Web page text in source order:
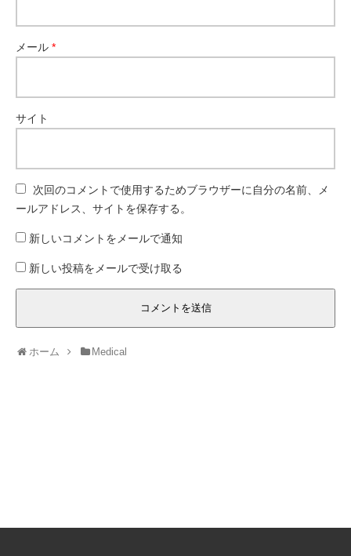
メール *
サイト
次回のコメントで使用するためブラウザーに自分の名前、メ
ールアドレス、サイトを保存する。
新しいコメントをメールで通知
新しい投稿をメールで受け取る
ホーム Medical